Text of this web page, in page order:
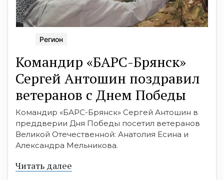
Регион
Командир «БАРС-Брянск»
Сергей Антошин поздравил
ветеранов с Днем Победы
Командир «БАРС-Брянск» Сергей Антошин в
преддверии Дня Победы посетил ветеранов
Великой Отечественной: Анатолия Есина и
Александра Мельникова.
Читать далее